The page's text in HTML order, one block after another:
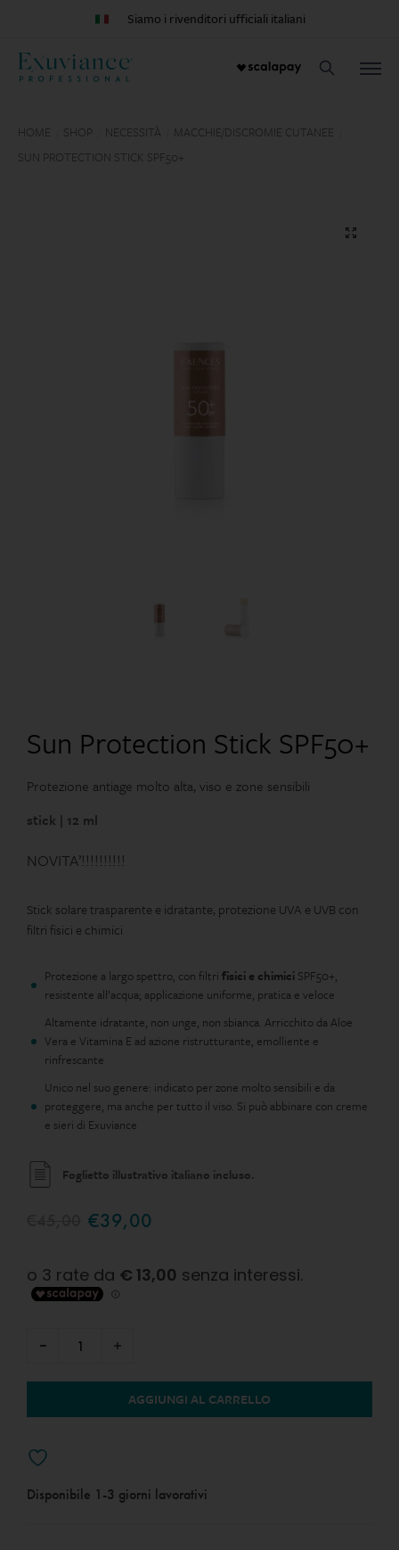
Siamo i rivenditori ufficiali italiani
HOME SHOP NECESSITÀ MACCHIE/DISCROMIE CUTANEE
SUN PROTECTION STICK SPF50+
🔍
Sun Protection Stick SPF50+
Protezione antiage molto alta, viso e zone sensibili
stick | 12 ml
NOVITA’!!!!!!!!!!
Stick solare trasparente e idratante, protezione UVA e UVB con
filtri fisici e chimici
Protezione a largo spettro, con filtri fisici e chimici SPF50+,
resistente all’acqua; applicazione uniforme, pratica e veloce
Altamente idratante, non unge, non sbianca. Arricchito da Aloe
Vera e Vitamina E ad azione ristrutturante, emolliente e
rinfrescante
Unico nel suo genere: indicato per zone molto sensibili e da
proteggere, ma anche per tutto il viso. Si può abbinare con creme
e sieri di Exuviance
Foglietto illustrativo italiano incluso.
€39,00
AGGIUNGI AL CARRELLO
Disponibile 1-3 giorni lavorativi